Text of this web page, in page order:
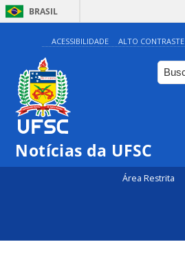
BRASIL
ACESSIBILIDADE ALTO CONTRASTE
Notícias da UFSC
Área Restrita